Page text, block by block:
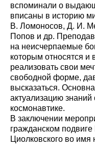
вспоминали о
вписаны в историю
В. Ломоносов, Д. И.
Попов и др.
на неисчерпаемые
которым относятся
реализовать свои
свободной форме,
высказаться.
актуализацию
космонавтике.
В заключении
гражданском
Циолковского во имя